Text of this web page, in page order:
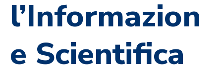
l’Informazion
e Scientifica